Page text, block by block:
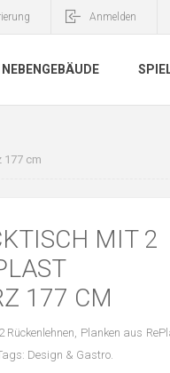
Anmelden
NEBENGEBÄUDE
177 cm
MIT 2
177 CM
Planken aus
Design & Gastro.